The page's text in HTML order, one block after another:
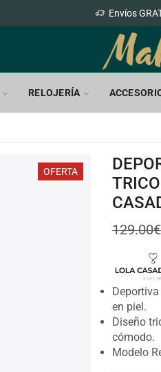
Envíos
RELOJERÍA
OFERTA
129.00€
en piel.
Diseño
cómodo.
Modelo